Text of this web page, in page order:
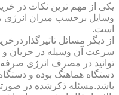
یکی از مهم ترین نکات در
وسایل برحسب میزان انرژی
است.
از دیگر مسائل
سرعت آن وسیله در جریان و
توانید در مصرف انرژی صرفه
دستگاه هماهنگ بوده و
باشد.مسئله ذکرشده در